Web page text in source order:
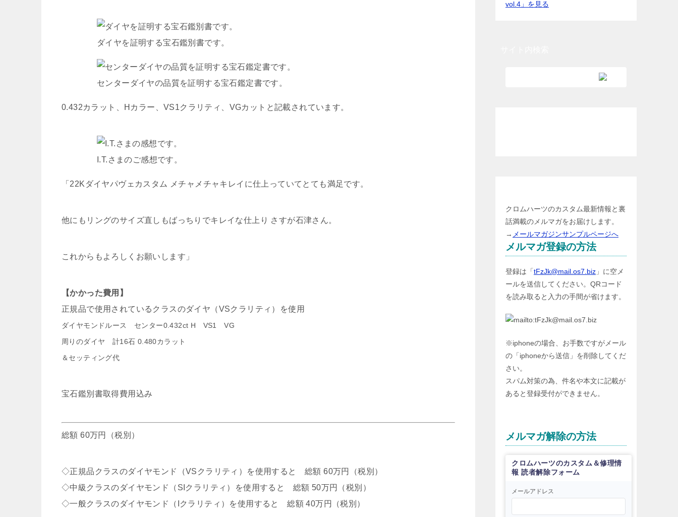
ダイヤを証明する宝石鑑別書です。
センターダイヤの品質を証明する宝石鑑定書です。
0.432カラット、Hカラー、VS1クラリティ、VGカットと記載されています。
I.T.さまのご感想です。
「22Kダイヤパヴェカスタム メチャメチャキレイに仕上っていてとても満足です。
他にもリングのサイズ直しもばっちりでキレイな仕上り さすが石津さん。
これからもよろしくお願いします」
【かかった費用】
正規品で使用されているクラスのダイヤ（VSクラリティ）を使用
ダイヤモンドルース センター0.432ct H VS1 VG
周りのダイヤ 計16石 0.480カラット
＆セッティング代
宝石鑑別書取得費用込み
総額 60万円（税別）
◇正規品クラスのダイヤモンド（VSクラリティ）を使用すると 総額 60万円（税別）
◇中級クラスのダイヤモンド（SIクラリティ）を使用すると 総額 50万円（税別）
◇一般クラスのダイヤモンド（Iクラリティ）を使用すると 総額 40万円（税別）
vol.4」を見る
クロムハーツのカスタム最新情報と裏
話満載のメルマガをお届けします。
→ メールマガジンサンプルページへ
メルマガ登録の方法
登録は「 tFzJk@mail.os7.biz 」に空メ
ールを送信してください。QRコード
を読み取ると入力の手間が省けます。
※iphoneの場合、お手数ですがメール
の「iphoneから送信」を削除してくだ
さい。
スパム対策の為、件名や本文に記載が
あると登録受付ができません。
メルマガ解除の方法
クロムハーツのカスタム＆修理情
報 読者解除フォーム
メールアドレス